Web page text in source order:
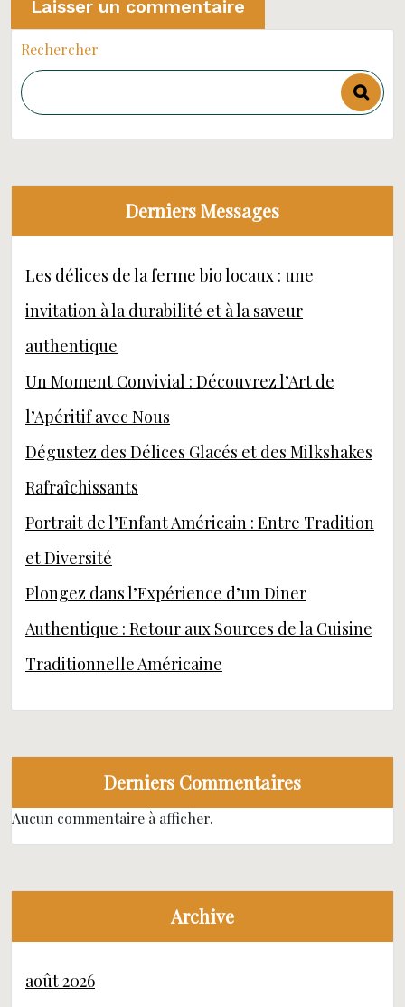
Rechercher
Derniers Messages
Les délices de la ferme bio locaux : une
invitation à la durabilité et à la saveur
authentique
Un Moment Convivial : Découvrez l’Art de
l’Apéritif avec Nous
Dégustez des Délices Glacés et des Milkshakes
Rafraîchissants
Portrait de l’Enfant Américain : Entre Tradition
et Diversité
Plongez dans l’Expérience d’un Diner
Authentique : Retour aux Sources de la Cuisine
Traditionnelle Américaine
Derniers Commentaires
Aucun commentaire à afficher.
Archive
août 2026